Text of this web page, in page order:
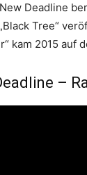
Deadline
Tree“
kam 2015 auf
–